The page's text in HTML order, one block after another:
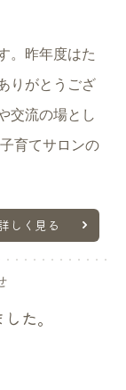
。昨年度はた
りがとうござ
交流の場とし
育てサロンの
しく見る
た。